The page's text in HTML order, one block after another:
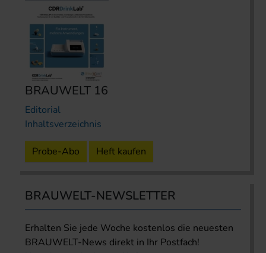
BRAUWELT 16
Editorial
Inhaltsverzeichnis
Probe-Abo Heft kaufen
BRAUWELT-NEWSLETTER
Erhalten Sie jede Woche kostenlos die neuesten
BRAUWELT-News direkt in Ihr Postfach!